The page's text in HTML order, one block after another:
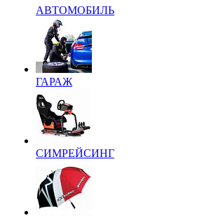
АВТОМОБИЛЬ
ГАРАЖ
СИМРЕЙСИНГ